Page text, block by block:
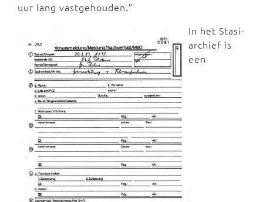
uur lang vastgehouden.”
In het Stasi-
archief is
een